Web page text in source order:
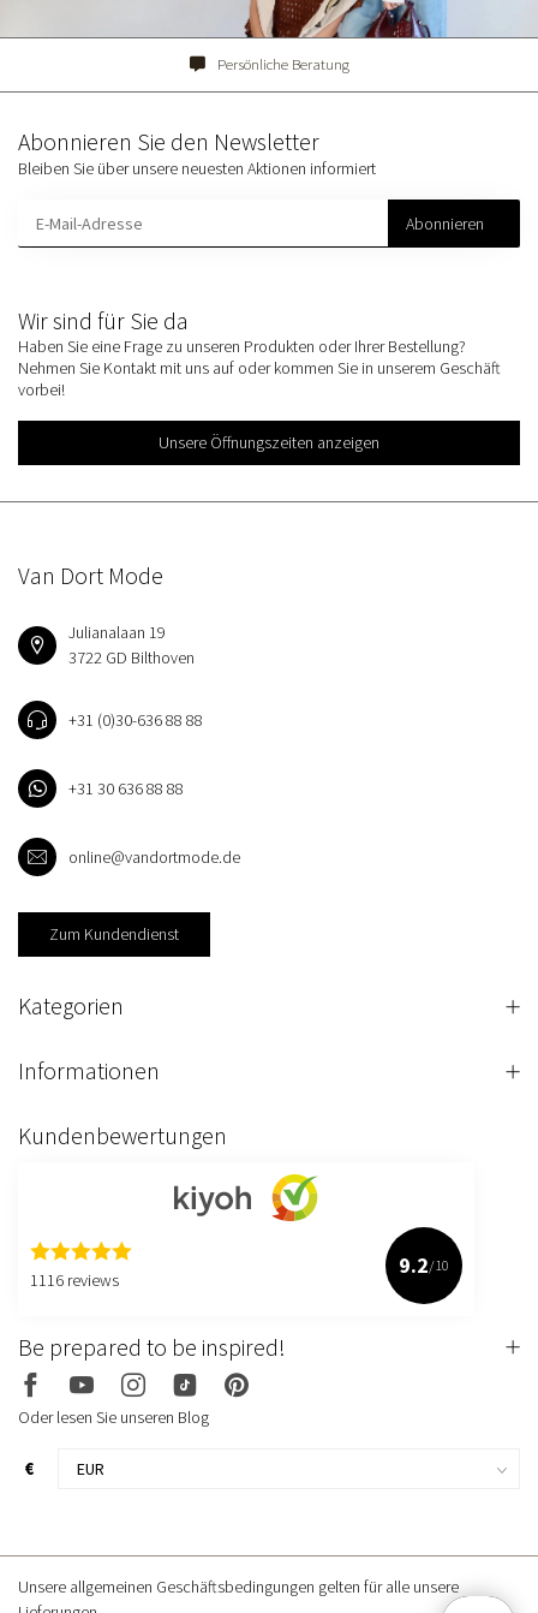
Persönliche Beratung
Wir sind für Sie da
Haben Sie eine Frage zu unseren Produkten oder Ihrer Bestellung?
Nehmen Sie Kontakt mit uns auf oder kommen Sie in unserem Geschäft
vorbei!
Unsere Öffnungszeiten anzeigen
Abonnieren Sie den Newsletter
Bleiben Sie über unsere neuesten Aktionen informiert
Abonnieren
Van Dort Mode
Julianalaan 19
3722 GD Bilthoven
+31 (0)30-636 88 88
+31 30 636 88 88
online@vandortmode.de
Zum Kundendienst
Kategorien
Informationen
Kundenbewertungen
1116 reviews
9.2/10
Be prepared to be inspired!
Oder lesen Sie unseren Blog
€
Unsere allgemeinen Geschäftsbedingungen gelten für alle unsere